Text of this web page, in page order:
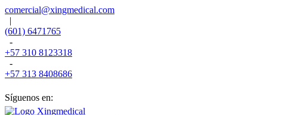
comercial@xingmedical.com
|
(601) 6471765
-
+57 310 8123318
-
+57 313 8408686
Síguenos en: